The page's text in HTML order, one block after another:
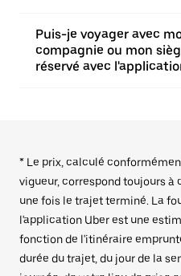
Puis-je voyager avec
compagnie ou mon
réservé avec
* Le prix, calculé
vigueur, correspond toujours
une fois le trajet terminé. La
l'application Uber est une
fonction de l'itinéraire
durée du trajet, du jour de la